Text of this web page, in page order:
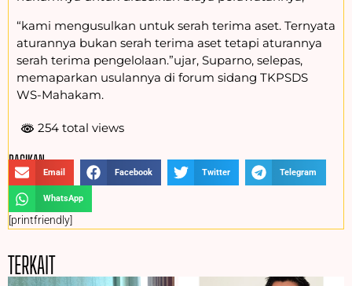
“kami mengusulkan untuk serah terima aset. Ternyata
aturannya bukan serah terima aset tetapi aturannya
serah terima pengelolaan.”ujar, Suparno, selepas,
memaparkan usulannya di forum sidang TKPSDS
WS-Mahakam.
254 total views
BAGIKAN :
Email Facebook Twitter Telegram
WhatsApp
[printfriendly]
TERKAIT